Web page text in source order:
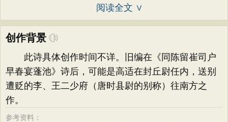
阅读全文 ∨
创作背景
此诗具体创作时间不详。旧编在《同陈留崔司户
早春宴蓬池》诗后，可能是高适在封丘尉任内，送别
遭贬的李、王二少府（唐时县尉的别称）往南方之
作。
参考资料：